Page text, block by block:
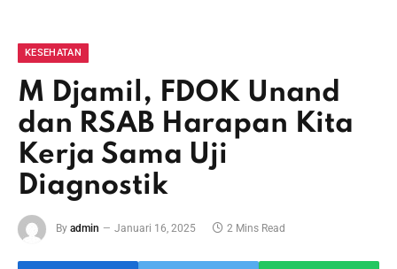
KESEHATAN
M Djamil, FDOK Unand
dan RSAB Harapan Kita
Kerja Sama Uji
Diagnostik
By admin Januari 16, 2025 2 Mins Read